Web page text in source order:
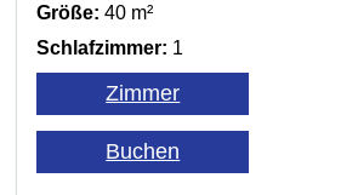
Größe: 40 m²
Schlafzimmer: 1